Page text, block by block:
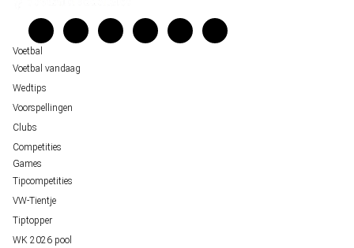
Verantwoord wedden
Over ons
Voetbal
Voetbal vandaag
Wedtips
Voorspellingen
Clubs
Competities
Games
Tipcompetities
VW-Tientje
Tiptopper
WK 2026 pool